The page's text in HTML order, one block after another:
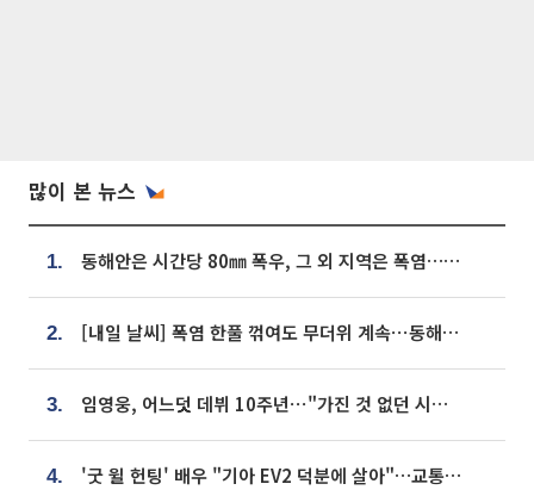
많이 본 뉴스
1. 동해안은 시간당 80㎜ 폭우, 그 외 지역은 폭염…‘극과 극 날씨’
2. [내일 날씨] 폭염 한풀 꺾여도 무더위 계속⋯동해안 이틀 연속 비
3. 임영웅, 어느덧 데뷔 10주년⋯"가진 것 없던 시절, 내 앞엔 20명의 팬뿐"
4. '굿 윌 헌팅' 배우 "기아 EV2 덕분에 살아"…교통사고 후 안전성 극찬